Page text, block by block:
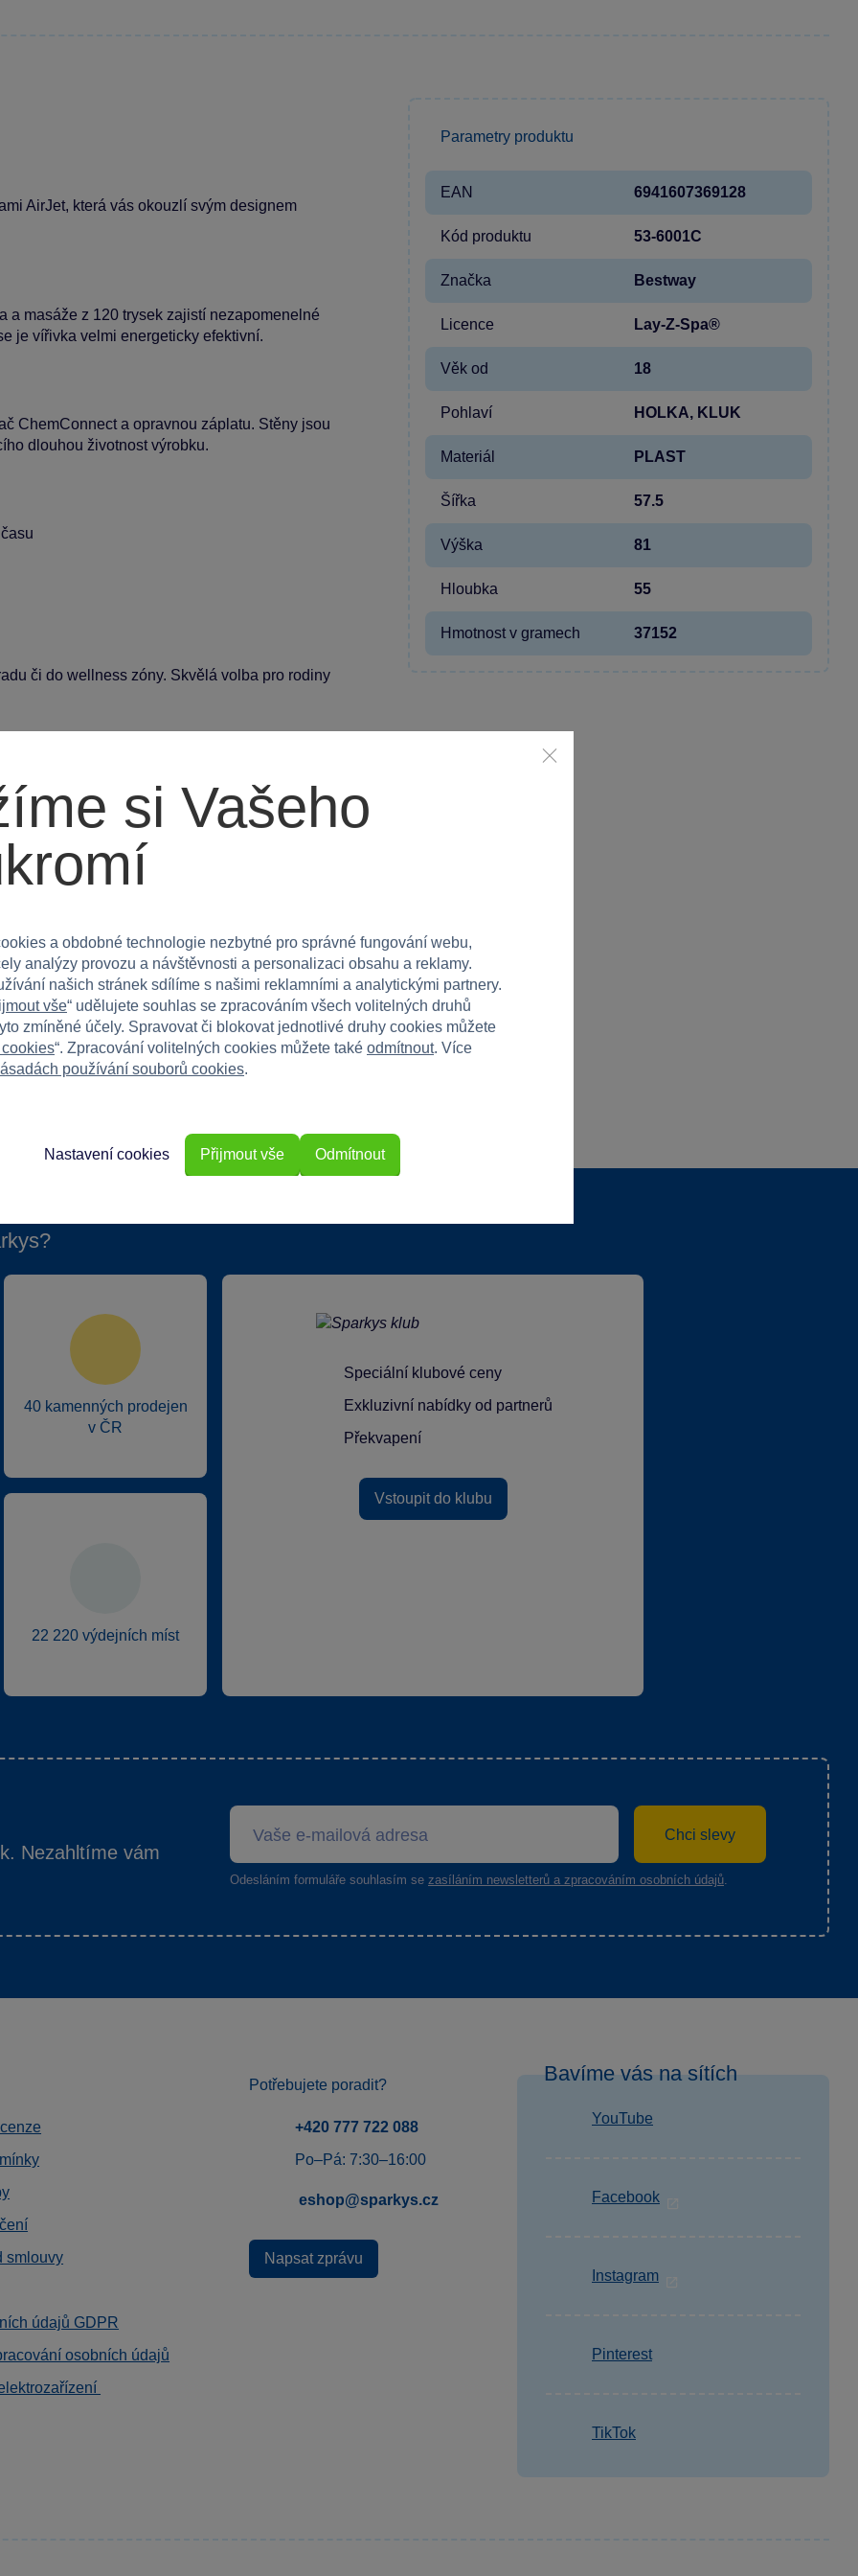
AirJet, která vás okouzlí svým designem
a masáže z 120 trysek zajistí nezapomenelné
je vířivka velmi energeticky efektivní.
ChemConnect a opravnou záplatu. Stěny jsou
dlouhou životnost výrobku.
či do wellness zóny. Skvělá volba pro rodiny
poskytne maximální komfort a při tom šetří
Parametry produktu
EAN 6941607369128
Kód produktu 53-6001C
Značka Bestway
Licence Lay-Z-Spa®
Věk od 18
Pohlaví HOLKA, KLUK
Materiál PLAST
Šířka 57.5
Výška 81
Hloubka 55
Hmotnost v gramech 37152
40 kamenných prodejen
v ČR
22 220 výdejních míst
Speciální klubové ceny
Exkluzivní nabídky od partnerů
Překvapení
Vstoupit do klubu
Nezahltíme vám
Chci slevy
Odesláním formuláře souhlasím se zasíláním newsletterů a zpracováním osobních údajů
smlouvy
údajů GDPR
osobních údajů
Potřebujete poradit?
+420 777 722 088
Po–Pá: 7:30–16:00
eshop@sparkys.cz
Napsat zprávu
Bavíme vás na sítích
YouTube
Facebook
Instagram
Pinterest
TikTok
si Vašeho
a obdobné technologie nezbytné pro správné fungování webu,
analýzy provozu a návštěvnosti a personalizaci obsahu a reklamy.
našich stránek sdílíme s našimi reklamními a analytickými partnery.
vše“ udělujete souhlas se zpracováním všech volitelných druhů
zmíněné účely. Spravovat či blokovat jednotlivé druhy cookies můžete
“. Zpracování volitelných cookies můžete také odmítnout. Více
používání souborů cookies.
Odmítnout
Nastavení cookies Přijmout vše